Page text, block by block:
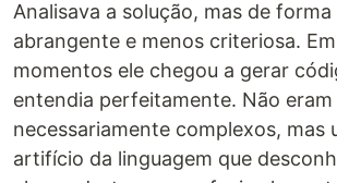
Analisava a solução, mas de forma
abrangente e menos criteriosa.
momentos ele chegou a gerar
entendia perfeitamente. Não eram
necessariamente complexos, mas
artifício da linguagem que